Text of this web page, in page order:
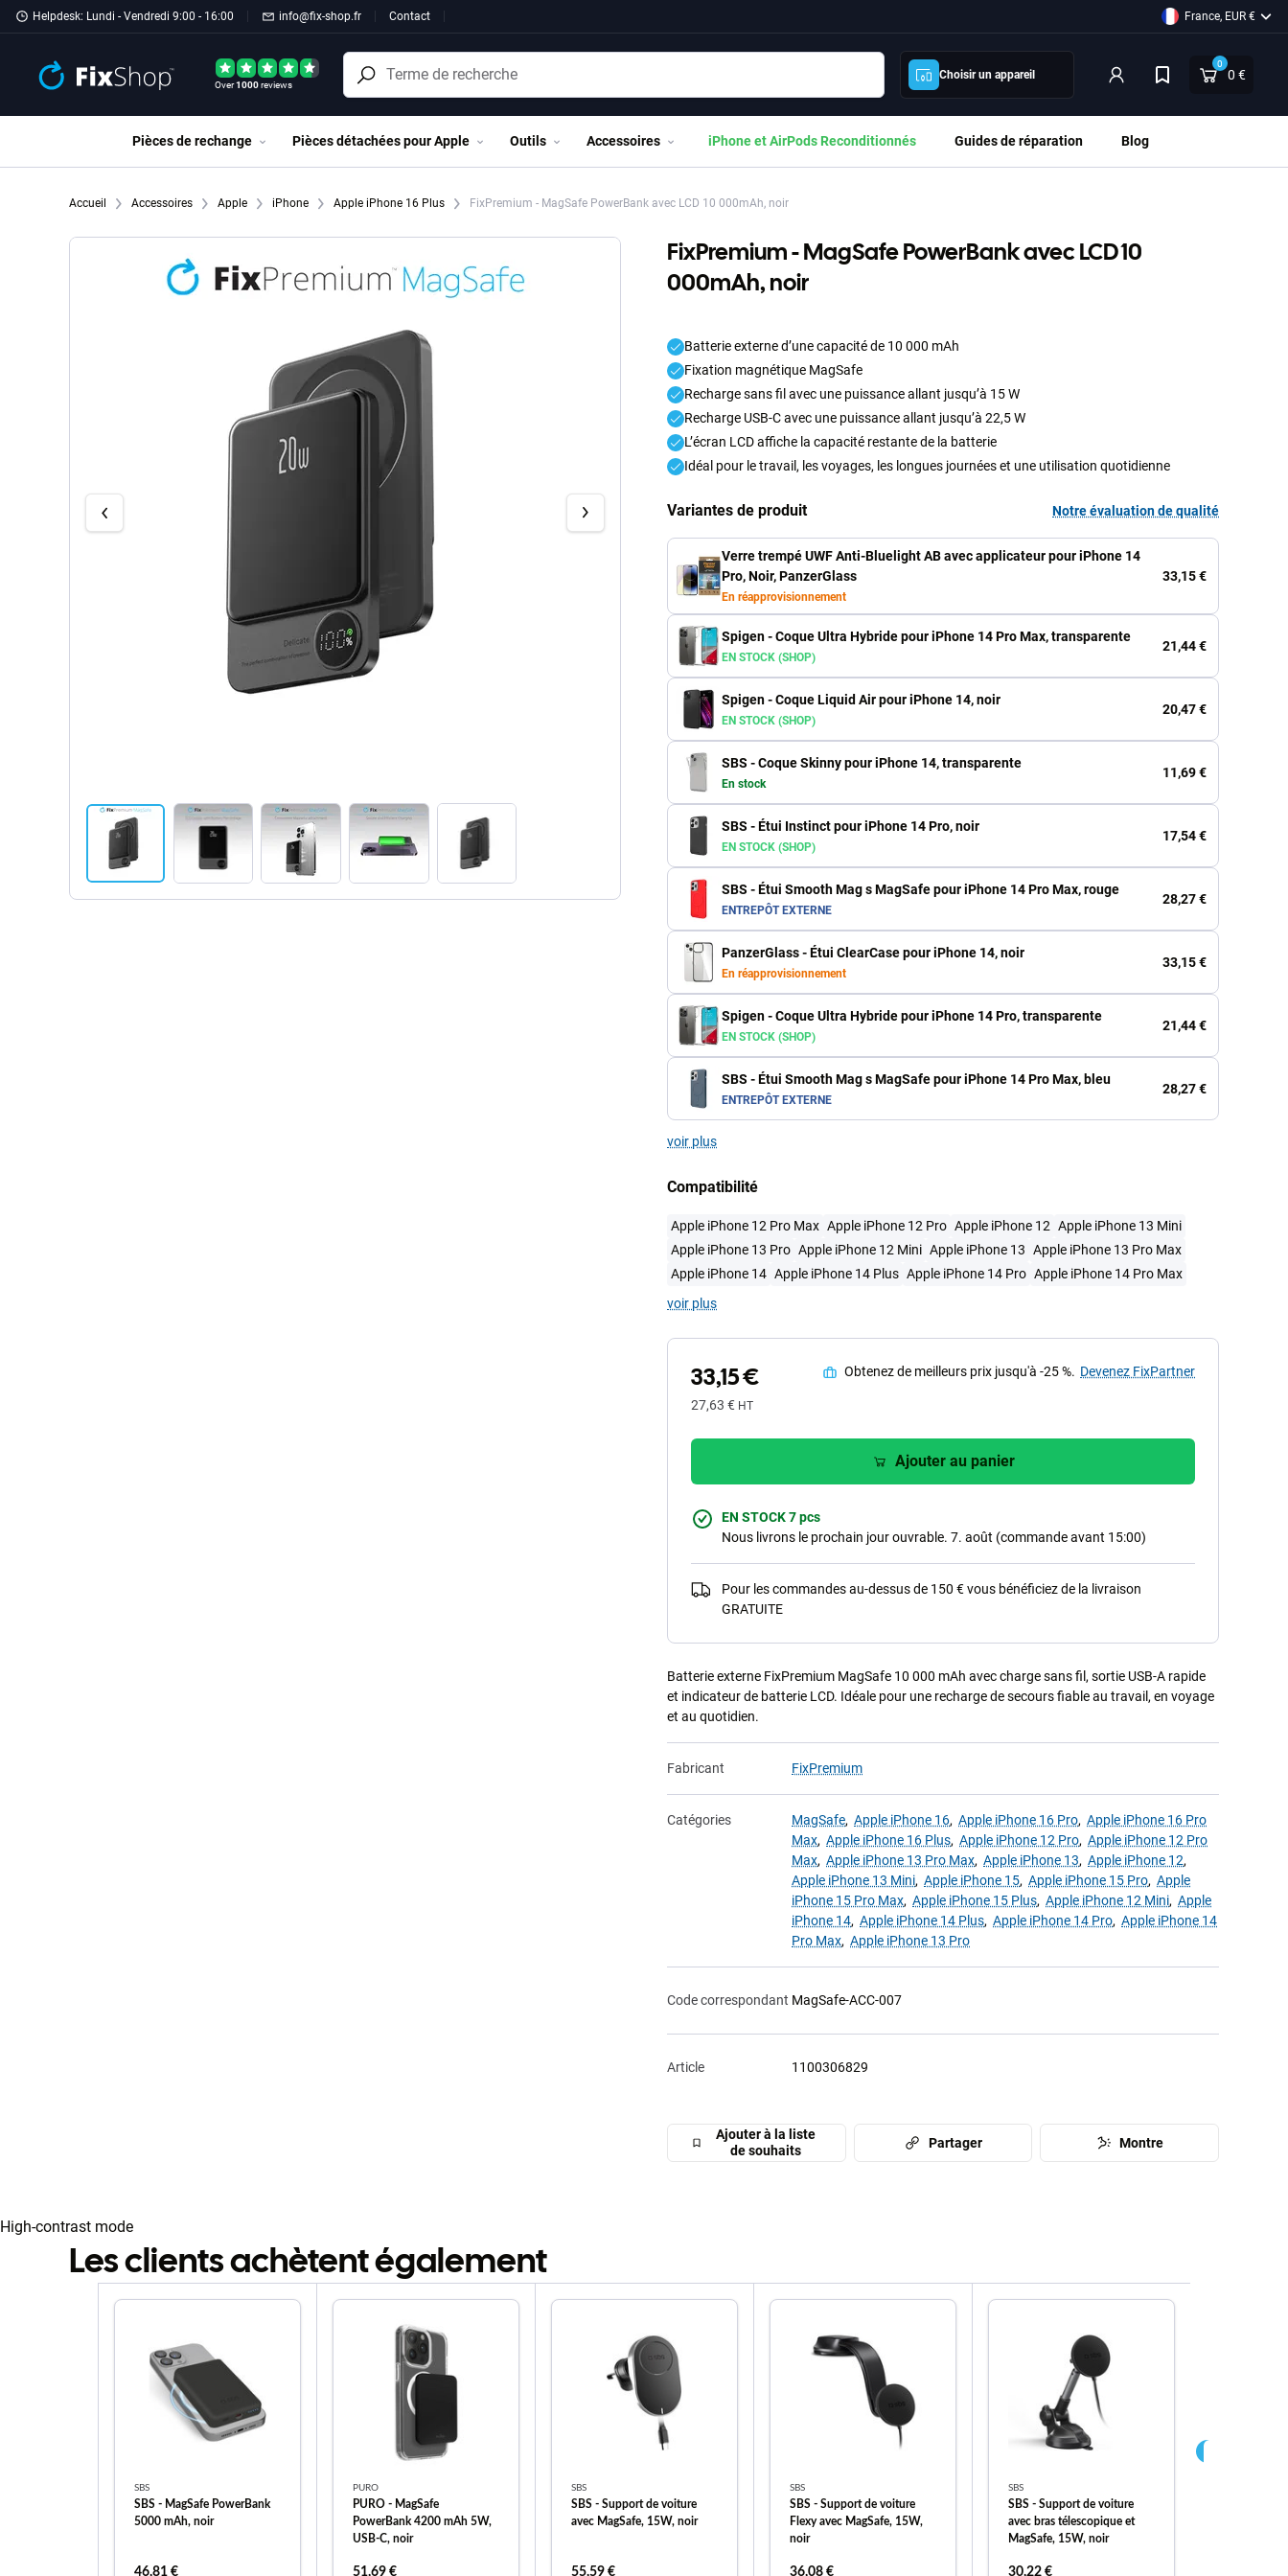
Passer au contenu principal
Helpdesk: Lundi - Vendredi 9:00 - 16:00 info@fix-shop.fr Contact France, EUR €
Over1000reviews
Choisir un appareil
0
0 €
Pièces de rechange Pièces détachées pour Apple Outils Accessoires iPhone et AirPods Reconditionnés Guides de réparation Blog
Accueil Accessoires Apple iPhone Apple iPhone 16 Plus FixPremium - MagSafe PowerBank avec LCD 10 000mAh, noir
FixPremium - MagSafe PowerBank avec LCD 10
000mAh, noir
Batterie externe d’une capacité de 10 000 mAh
Fixation magnétique MagSafe
Recharge sans fil avec une puissance allant jusqu’à 15 W
Recharge USB-C avec une puissance allant jusqu’à 22,5 W
L’écran LCD affiche la capacité restante de la batterie
Idéal pour le travail, les voyages, les longues journées et une utilisation quotidienne
Variantes de produit Notre évaluation de qualité
Verre trempé UWF Anti-Bluelight AB avec applicateur pour iPhone 14
Pro, Noir, PanzerGlass
En réapprovisionnement
33,15 €
Spigen - Coque Ultra Hybride pour iPhone 14 Pro Max, transparente
EN STOCK (SHOP)
21,44 €
Spigen - Coque Liquid Air pour iPhone 14, noir
EN STOCK (SHOP)
20,47 €
SBS - Coque Skinny pour iPhone 14, transparente
En stock
11,69 €
SBS - Étui Instinct pour iPhone 14 Pro, noir
EN STOCK (SHOP)
17,54 €
SBS - Étui Smooth Mag s MagSafe pour iPhone 14 Pro Max, rouge
ENTREPÔT EXTERNE
28,27 €
PanzerGlass - Étui ClearCase pour iPhone 14, noir
En réapprovisionnement
33,15 €
Spigen - Coque Ultra Hybride pour iPhone 14 Pro, transparente
EN STOCK (SHOP)
21,44 €
SBS - Étui Smooth Mag s MagSafe pour iPhone 14 Pro Max, bleu
ENTREPÔT EXTERNE
28,27 €
voir plus
Compatibilité
Apple iPhone 12 Pro Max Apple iPhone 12 Pro Apple iPhone 12 Apple iPhone 13 Mini
Apple iPhone 13 Pro Apple iPhone 12 Mini Apple iPhone 13 Apple iPhone 13 Pro Max
Apple iPhone 14 Apple iPhone 14 Plus Apple iPhone 14 Pro Apple iPhone 14 Pro Max
voir plus
33,15 €
27,63 € HT
Obtenez de meilleurs prix jusqu'à -25 %. Devenez FixPartner
Ajouter au panier
EN STOCK 7 pcs
Nous livrons le prochain jour ouvrable. 7. août (commande avant 15:00)
Pour les commandes au-dessus de 150 € vous bénéficiez de la livraison
GRATUITE
Batterie externe FixPremium MagSafe 10 000 mAh avec charge sans fil, sortie USB-A rapide
et indicateur de batterie LCD. Idéale pour une recharge de secours fiable au travail, en voyage
et au quotidien.
Fabricant FixPremium
Catégories MagSafe, Apple iPhone 16, Apple iPhone 16 Pro, Apple iPhone 16 Pro
Max, Apple iPhone 16 Plus, Apple iPhone 12 Pro, Apple iPhone 12 Pro
Max, Apple iPhone 13 Pro Max, Apple iPhone 13, Apple iPhone 12,
Apple iPhone 13 Mini, Apple iPhone 15, Apple iPhone 15 Pro, Apple
iPhone 15 Pro Max, Apple iPhone 15 Plus, Apple iPhone 12 Mini, Apple
iPhone 14, Apple iPhone 14 Plus, Apple iPhone 14 Pro, Apple iPhone 14
Pro Max, Apple iPhone 13 Pro
Code correspondant MagSafe-ACC-007
Article 1100306829
Ajouter à la liste
de souhaits
Partager Montre
High-contrast mode
Les clients achètent également
SBS
SBS - MagSafe PowerBank
5000 mAh, noir
46,81 €
PURO
PURO - MagSafe
PowerBank 4200 mAh 5W,
USB-C, noir
51,69 €
SBS
SBS - Support de voiture
avec MagSafe, 15W, noir
55,59 €
SBS
SBS - Support de voiture
Flexy avec MagSafe, 15W,
noir
36,08 €
SBS
SBS - Support de voiture
avec bras télescopique et
MagSafe, 15W, noir
30,22 €